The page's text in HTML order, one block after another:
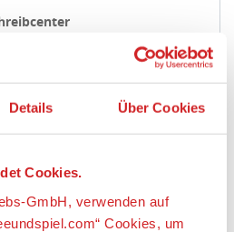
Details Über Cookies
Cookies.
GmbH, verwenden auf
Cookies, um
zzgl. 6,50 € Versand